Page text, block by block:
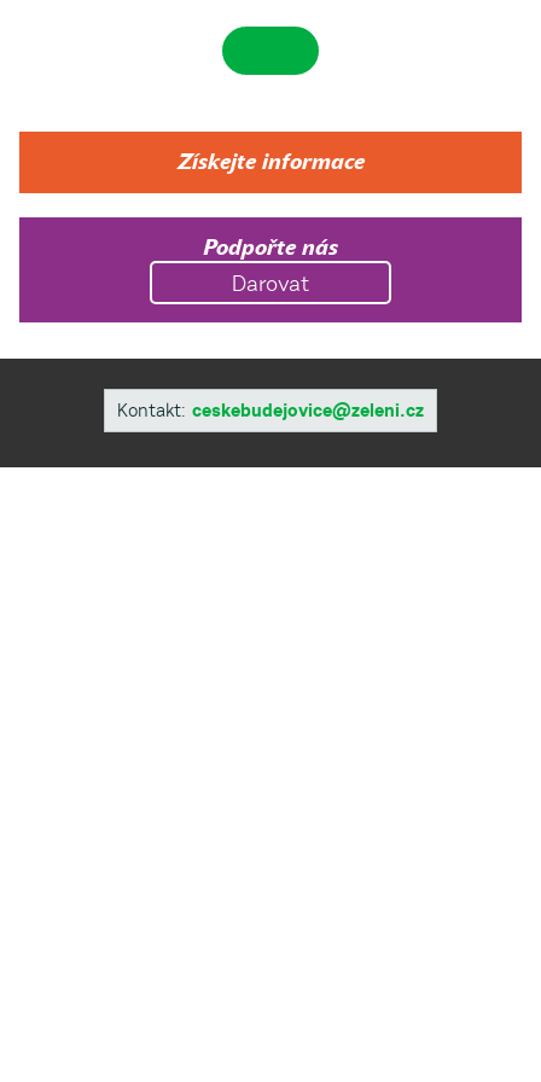
Získejte informace
Podpořte nás
Darovat
Kontakt: ceskebudejovice@zeleni.cz